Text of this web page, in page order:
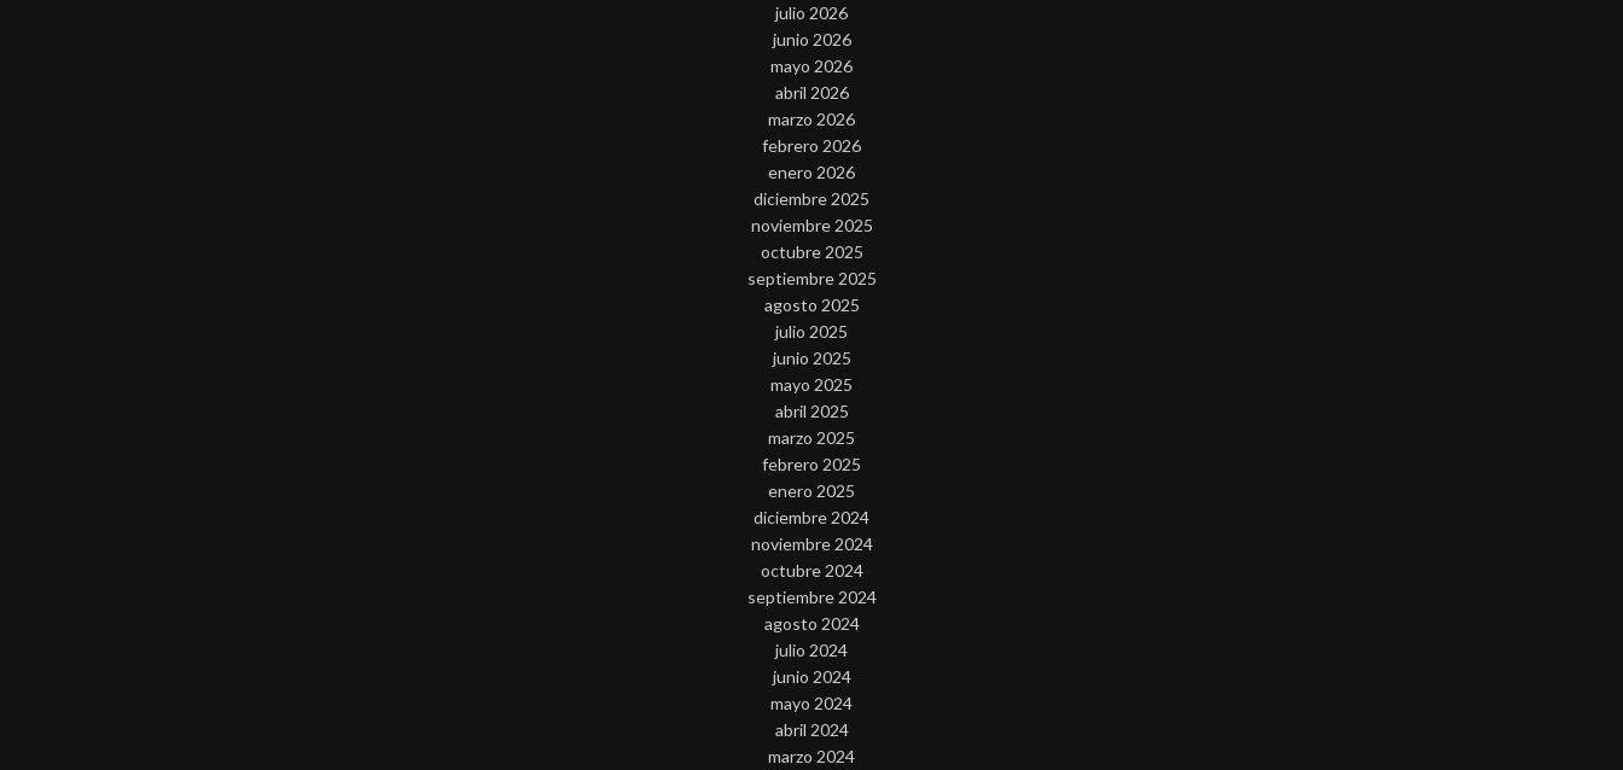
julio 2026
junio 2026
mayo 2026
abril 2026
marzo 2026
febrero 2026
enero 2026
diciembre 2025
noviembre 2025
octubre 2025
septiembre 2025
agosto 2025
julio 2025
junio 2025
mayo 2025
abril 2025
marzo 2025
febrero 2025
enero 2025
diciembre 2024
noviembre 2024
octubre 2024
septiembre 2024
agosto 2024
julio 2024
junio 2024
mayo 2024
abril 2024
marzo 2024